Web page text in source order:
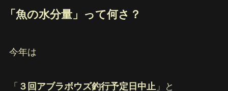
「魚の水分量」って何さ？
今年は
「 ３回アブラボウズ釣行予定日中止 」と